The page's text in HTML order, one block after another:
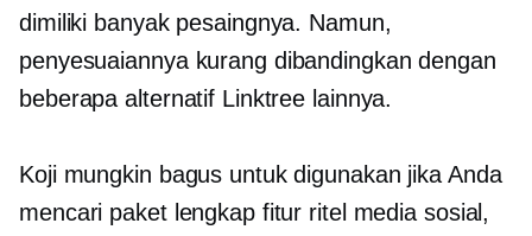
dimiliki banyak pesaingnya. Namun,
penyesuaiannya kurang dibandingkan dengan
beberapa alternatif Linktree lainnya.
Koji mungkin bagus untuk digunakan jika Anda
mencari paket lengkap fitur ritel media sosial,